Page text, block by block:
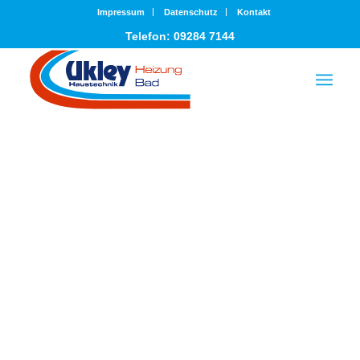
Impressum Datenschutz Kontakt
Telefon: 09284 7144